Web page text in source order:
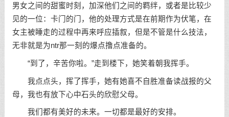
男女之间的甜蜜时刻，加深他们之间的羁绊，或者是比较少
见的一位：卡门的门，他的处理方式是在前期作为伏笔，在
女主被睡走的过程中再来呼应插叙，但是不管是什么技法，
无非就是为ntr那一刻的爆点撸点准备的。
“到了，辛苦你啦。”走到楼下，她笑着朝我挥手。
我点点头，挥了挥手，她有她喜不自胜准备读战报的父
母，我也有放下心中石头的欣慰父母。
我们都有美好的未来。一切都是最好的安排。